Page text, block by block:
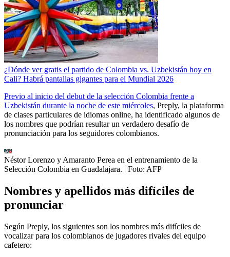
¿Dónde ver gratis el partido de Colombia vs. Uzbekistán hoy en
Cali? Habrá pantallas gigantes para el Mundial 2026
Previo al inicio del debut de la selección Colombia frente a
Uzbekistán durante la noche de este miércoles, Preply, la plataforma
de clases particulares de idiomas online, ha identificado algunos de
los nombres que podrían resultar un verdadero desafío de
pronunciación para los seguidores colombianos.
Néstor Lorenzo y Amaranto Perea en el entrenamiento de la
Selección Colombia en Guadalajara. | Foto: AFP
Nombres y apellidos más difíciles de
pronunciar
Según Preply, los siguientes son los nombres más difíciles de
vocalizar para los colombianos de jugadores rivales del equipo
cafetero: